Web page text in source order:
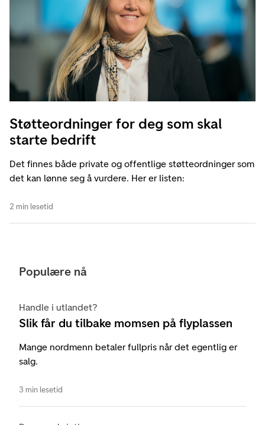
Støtteordninger for deg som skal
starte bedrift
Det finnes både private og offentlige støtteordninger som
det kan lønne seg å vurdere. Her er listen:
2 min lesetid
Populære nå
Handle i utlandet?
Slik får du tilbake momsen på flyplassen
Mange nordmenn betaler fullpris når det egentlig er
salg.
3 min lesetid